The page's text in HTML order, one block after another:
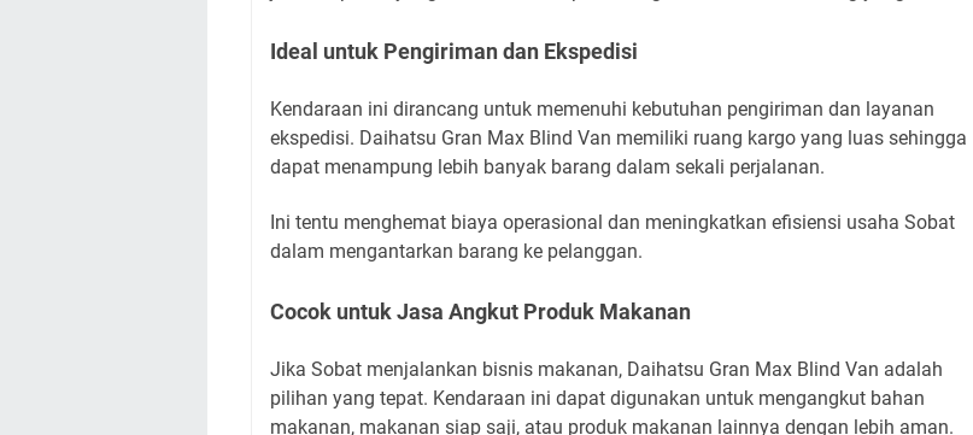
Ideal untuk Pengiriman dan Ekspedisi
Kendaraan ini dirancang untuk memenuhi kebutuhan pengiriman dan layanan
ekspedisi. Daihatsu Gran Max Blind Van memiliki ruang kargo yang luas sehingga
dapat menampung lebih banyak barang dalam sekali perjalanan.
Ini tentu menghemat biaya operasional dan meningkatkan efisiensi usaha Sobat
dalam mengantarkan barang ke pelanggan.
Cocok untuk Jasa Angkut Produk Makanan
Jika Sobat menjalankan bisnis makanan, Daihatsu Gran Max Blind Van adalah
pilihan yang tepat. Kendaraan ini dapat digunakan untuk mengangkut bahan
makanan, makanan siap saji, atau produk makanan lainnya dengan lebih aman.